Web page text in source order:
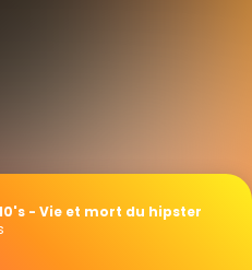
- Vie et mort du hipster